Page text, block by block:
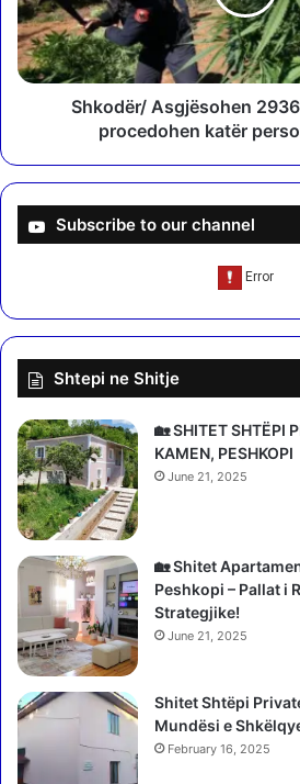
n
ë
D
u
ë
r
/
A
h
9
3
i
m
ë
k
a
n
a
i
s
,
r
o
c
e
Shkodër/ Asgjësohen
procedohen katër
Subscribe to our channel
Shtepi ne Shitje
🏡 SHITET SHTËPI
KAMEN, PESHKOPI
June 21, 2025
🏡 Shitet
Peshkopi – Pallat i
Strategjike!
June 21, 2025
Shitet Shtëpi
Mundësi e
February 16, 2025